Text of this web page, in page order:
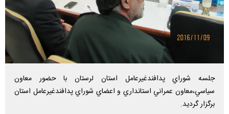
جلسه شوراي پدافندغيرعامل استان لرستان با حضور معاون
سياسي،معاون عمراني استانداري و اعضاي شوراي پدافندغيرعامل استان
برگزار گرديد.